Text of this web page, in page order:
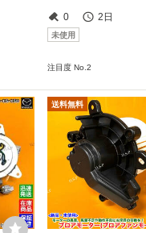
0 2日
未使用
注目度 No.2
送料無料